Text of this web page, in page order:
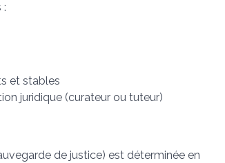
:
et stables
juridique (curateur ou tuteur)
de justice) est déterminée en